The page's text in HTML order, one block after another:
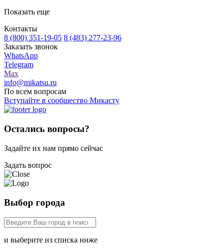
Показать еще
Контакты
8 (800) 351-19-05 8 (483) 277-23-96
Заказать звонок
WhatsApp
Telegram
Max
info@mikatsu.ru
По всем вопросам
Вступайте в сообщество Микасту
Остались вопросы?
Задайте их нам прямо сейчас
Задать вопрос
Выбор города
и выберите из списка ниже